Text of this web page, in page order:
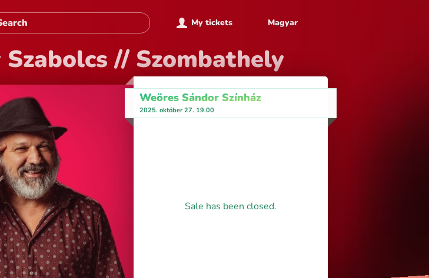
My tickets Magyar
// Szombathely
Weöres Sándor Színház
2025. október 27. 19.00
Sale has been closed.